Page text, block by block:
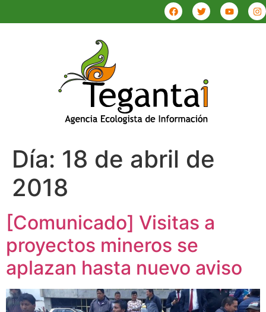
Día: 18 de abril de
2018
[Comunicado] Visitas a
proyectos mineros se
aplazan hasta nuevo aviso